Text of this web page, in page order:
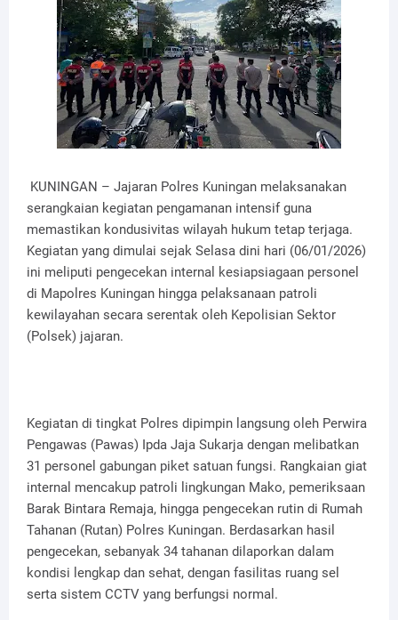
KUNINGAN – Jajaran Polres Kuningan melaksanakan
serangkaian kegiatan pengamanan intensif guna
memastikan kondusivitas wilayah hukum tetap terjaga.
Kegiatan yang dimulai sejak Selasa dini hari (06/01/2026)
ini meliputi pengecekan internal kesiapsiagaan personel
di Mapolres Kuningan hingga pelaksanaan patroli
kewilayahan secara serentak oleh Kepolisian Sektor
(Polsek) jajaran.
Kegiatan di tingkat Polres dipimpin langsung oleh Perwira
Pengawas (Pawas) Ipda Jaja Sukarja dengan melibatkan
31 personel gabungan piket satuan fungsi. Rangkaian giat
internal mencakup patroli lingkungan Mako, pemeriksaan
Barak Bintara Remaja, hingga pengecekan rutin di Rumah
Tahanan (Rutan) Polres Kuningan. Berdasarkan hasil
pengecekan, sebanyak 34 tahanan dilaporkan dalam
kondisi lengkap dan sehat, dengan fasilitas ruang sel
serta sistem CCTV yang berfungsi normal.